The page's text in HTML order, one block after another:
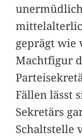
geprägt wie
Machtfigur
Fällen lässt
Sekretärs
Schaltstelle